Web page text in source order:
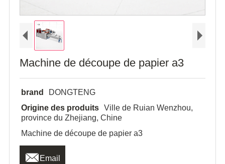
Machine de découpe de papier a3
brand
DONGTENG
Origine des produits Ville de Ruian Wenzhou,
province du Zhejiang, Chine
Machine de découpe de papier a3
 Email